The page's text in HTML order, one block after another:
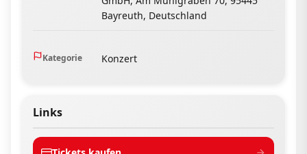
Bayreuth, Deutschland
Kategorie Konzert
Links